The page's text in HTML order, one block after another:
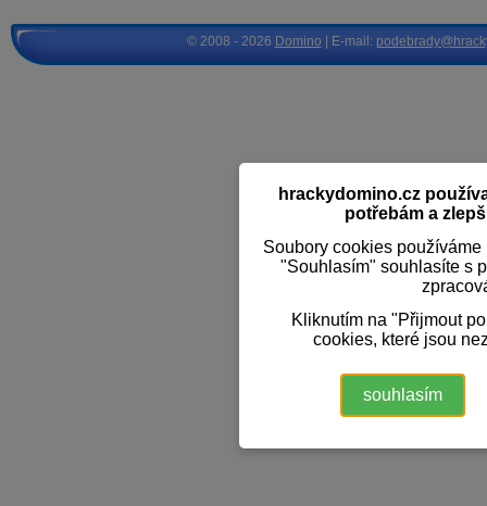
hrackydomino.cz
potřebám a
Soubory cookies
"Souhlasím" souhlasíte s
Kliknutím na "Přijmout
cookies, které jsou
souhlasím
© 2008 - 2026 Domino | E-mail: